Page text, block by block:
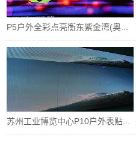
P5户外全彩点亮衡东紫金湾(奥...
苏州工业博览中心P10户外表贴...